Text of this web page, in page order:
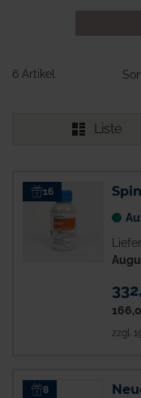
6 Artikel
Liste
16
zzgl.
8